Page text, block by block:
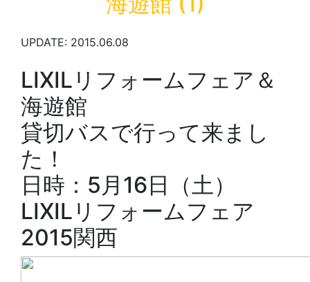
UPDATE: 2015.06.08
LIXILリフォームフェア＆
海遊館
貸切バスで行って来まし
た！
日時：5月16日（土）
LIXILリフォームフェア
2015関西